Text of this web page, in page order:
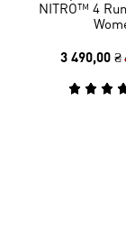
NITRO™ 4
3 490,00 ₴